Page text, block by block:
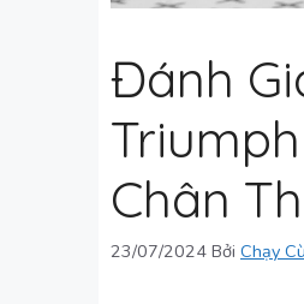
Đánh
Chân
23/07/2024 Bởi Chạy